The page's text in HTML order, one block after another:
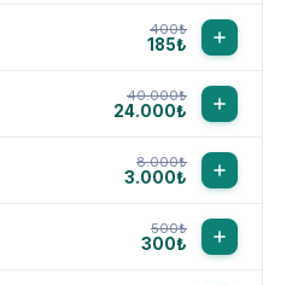
400₺
185₺
40.000₺
24.000₺
8.000₺
3.000₺
500₺
300₺